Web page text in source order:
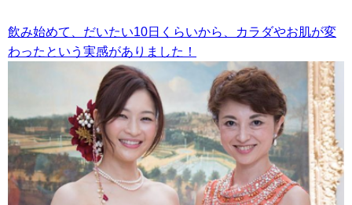
飲み始めて、だいたい10日くらいから、カラダやお肌が変
わったという実感がありました！